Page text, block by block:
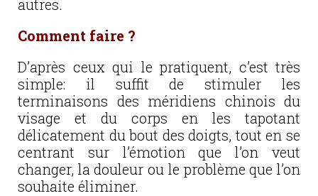
autres.
Comment faire ?
D’après ceux qui le pratiquent, c’est très
simple: il suffit de stimuler les
terminaisons des méridiens chinois du
visage et du corps en les tapotant
délicatement du bout des doigts, tout en se
centrant sur l’émotion que l’on veut
changer, la douleur ou le problème que l’on
souhaite éliminer.